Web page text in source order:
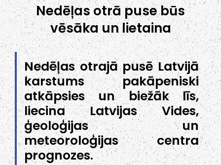
Nedēļas otrā puse būs
vēsāka un lietaina
Nedēļas otrajā pusē Latvijā
karstums pakāpeniski
atkāpsies un biežāk līs,
liecina Latvijas Vides,
ģeoloģijas un
meteoroloģijas centra
prognozes.